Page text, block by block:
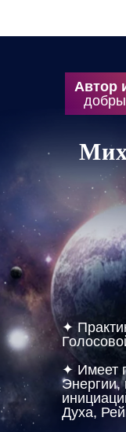
✦
✦ Имеет
Энергии,
Духа,
Автор